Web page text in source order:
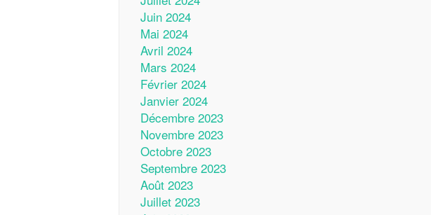
Juin 2024
Mai 2024
Avril 2024
Mars 2024
Février 2024
Janvier 2024
Décembre 2023
Novembre 2023
Octobre 2023
Septembre 2023
Août 2023
Juillet 2023